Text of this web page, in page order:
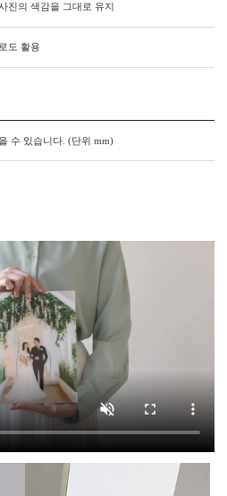
진의 색감을 그대로 유지
도 활용
수 있습니다. (단위 mm)